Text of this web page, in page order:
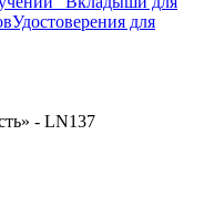
Удостоверения для
- LN137